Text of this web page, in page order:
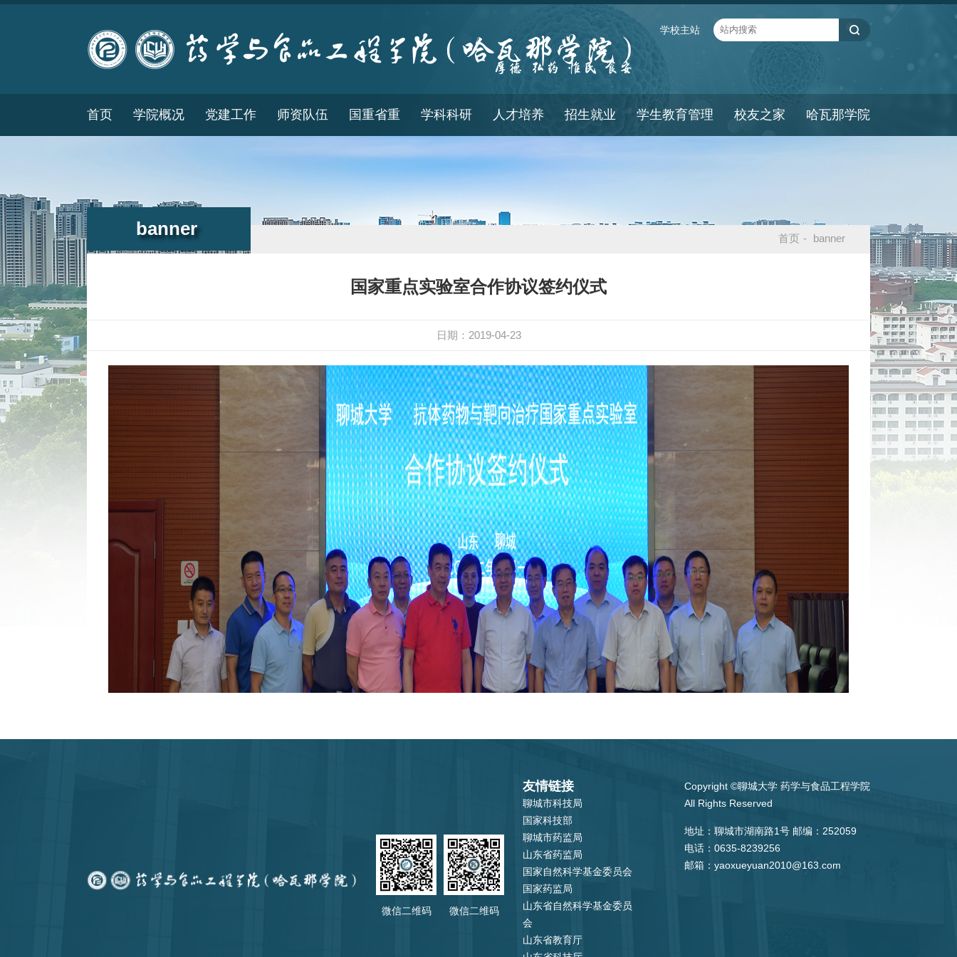
学校主站
首页 学院概况 党建工作 师资队伍 国重省重 学科科研 人才培养 招生就业 学生教育管理 校友之家 哈瓦那学院
banner 首页 - banner
国家重点实验室合作协议签约仪式
日期：2019-04-23
微信二维码 微信二维码
友情链接
聊城市科技局
国家科技部
聊城市药监局
山东省药监局
国家自然科学基金委员会
国家药监局
山东省自然科学基金委员
会
山东省教育厅
Copyright ©聊城大学 药学与食品工程学院
All Rights Reserved
地址：聊城市湖南路1号 邮编：252059
电话：0635-8239256
邮箱：yaoxueyuan2010@163.com